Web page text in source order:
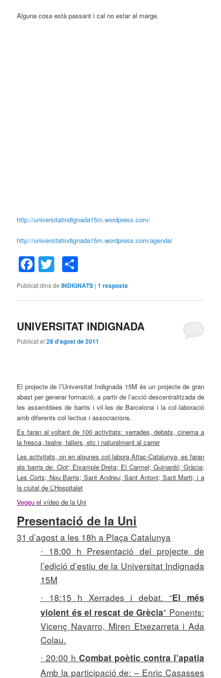
Alguna cosa està passant i cal no estar al marge.
http://universitatindignada15m.wordpress.com/
http://universitatindignada15m.wordpress.com/agenda/
Facebook
Twitter
Publicat dins de INDIGNATS |1 resposta
UNIVERSITAT INDIGNADA
Publicat el28 d'agost de 2011
El projecte de l’Universitat Indignada 15M és un projecte de gran
abast per generar formació, a partir de l’acció descentralitzada de
les assemblees de barris i vil·les de Barcelona i la col·laboració
amb diferents col·lectius i associacions.
Es faran al voltant de 100 activitats: xerrades, debats, cinema a
la fresca, teatre, tallers, etc i naturalment al carrer
Les activitats, on en algunes col·labora Attac-Catalunya, es faran
als barris de: Clot; Eixample Dreta; El Carmel; Guinardó; Gràcia;
Les Corts; Nou Barris; Sant Andreu; Sant Antoni; Sant Marti; i a
la ciutat de L’Hospitalet
Vegeu el vídeo dela Uni
Presentació de la Uni
31 d’agost a les 18h a Plaça Catalunya
· 18:00 h Presentació del projecte de
l’edició d’estiu de la Universitat Indignada
15M
· 18:15 h Xerrades i debat. “El més
violent és el rescat de Grècia” Ponents:
Vicenç Navarro, Miren Etxezarreta i Ada
Colau.
· 20:00 h Combat poètic contra l’apatia
Amb la participació de: – Enric Casasses